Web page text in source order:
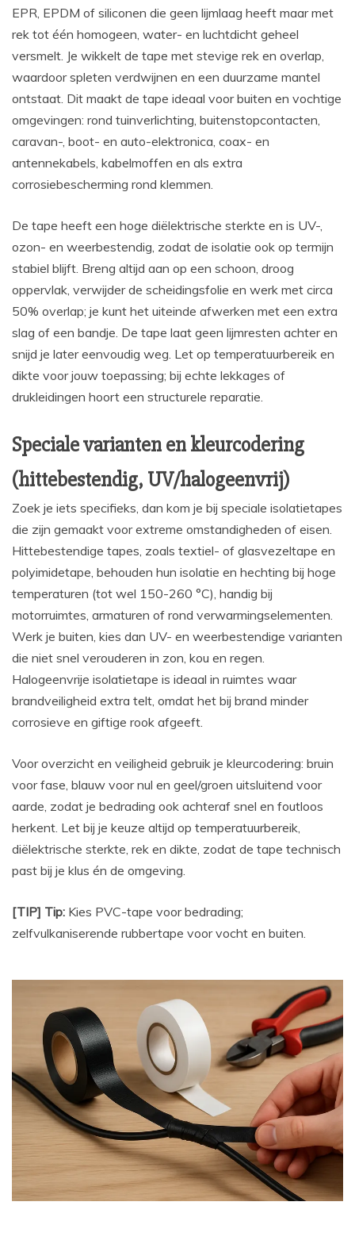
EPR, EPDM of siliconen die geen lijmlaag heeft maar met
rek tot één homogeen, water- en luchtdicht geheel
versmelt. Je wikkelt de tape met stevige rek en overlap,
waardoor spleten verdwijnen en een duurzame mantel
ontstaat. Dit maakt de tape ideaal voor buiten en vochtige
omgevingen: rond tuinverlichting, buitenstopcontacten,
caravan-, boot- en auto-elektronica, coax- en
antennekabels, kabelmoffen en als extra
corrosiebescherming rond klemmen.
De tape heeft een hoge diëlektrische sterkte en is UV-,
ozon- en weerbestendig, zodat de isolatie ook op termijn
stabiel blijft. Breng altijd aan op een schoon, droog
oppervlak, verwijder de scheidingsfolie en werk met circa
50% overlap; je kunt het uiteinde afwerken met een extra
slag of een bandje. De tape laat geen lijmresten achter en
snijd je later eenvoudig weg. Let op temperatuurbereik en
dikte voor jouw toepassing; bij echte lekkages of
drukleidingen hoort een structurele reparatie.
Speciale varianten en kleurcodering
(hittebestendig, UV/halogeenvrij)
Zoek je iets specifieks, dan kom je bij speciale isolatietapes
die zijn gemaakt voor extreme omstandigheden of eisen.
Hittebestendige tapes, zoals textiel- of glasvezeltape en
polyimidetape, behouden hun isolatie en hechting bij hoge
temperaturen (tot wel 150-260 °C), handig bij
motorruimtes, armaturen of rond verwarmingselementen.
Werk je buiten, kies dan UV- en weerbestendige varianten
die niet snel verouderen in zon, kou en regen.
Halogeenvrije isolatietape is ideaal in ruimtes waar
brandveiligheid extra telt, omdat het bij brand minder
corrosieve en giftige rook afgeeft.
Voor overzicht en veiligheid gebruik je kleurcodering: bruin
voor fase, blauw voor nul en geel/groen uitsluitend voor
aarde, zodat je bedrading ook achteraf snel en foutloos
herkent. Let bij je keuze altijd op temperatuurbereik,
diëlektrische sterkte, rek en dikte, zodat de tape technisch
past bij je klus én de omgeving.
[TIP] Tip: Kies PVC-tape voor bedrading;
zelfvulkaniserende rubbertape voor vocht en buiten.